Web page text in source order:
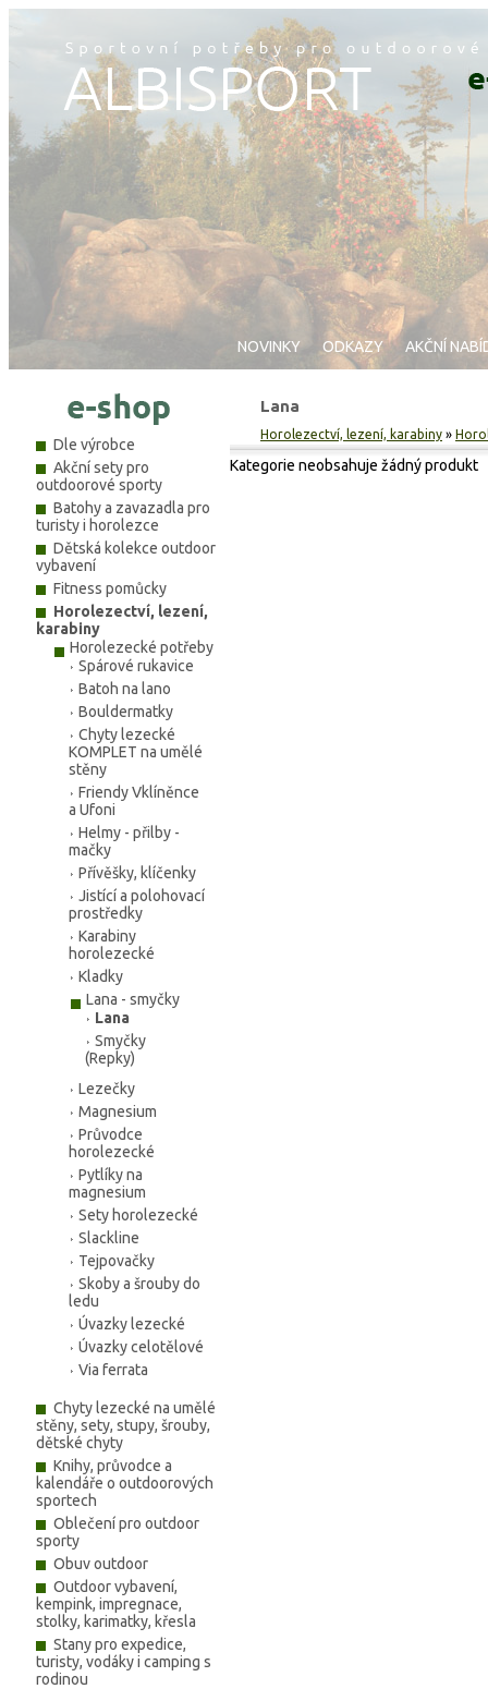
NOVINKY ODKAZY AKČNÍ
Dle výrobce
Akční sety pro
outdoorové sporty
Batohy a zavazadla pro
turisty i horolezce
Dětská kolekce outdoor
vybavení
Fitness pomůcky
Horolezectví, lezení,
karabiny
Horolezecké potřeby
Spárové rukavice
Batoh na lano
Bouldermatky
Chyty lezecké
KOMPLET na umělé
stěny
Friendy Vklíněnce
a Ufoni
Helmy - přilby -
mačky
Přívěšky, klíčenky
Jistící a polohovací
prostředky
Karabiny
horolezecké
Kladky
Lana - smyčky
Lana
Smyčky
(Repky)
Lezečky
Magnesium
Průvodce
horolezecké
Pytlíky na
magnesium
Sety horolezecké
Slackline
Tejpovačky
Skoby a šrouby do
ledu
Úvazky lezecké
Úvazky celotělové
Via ferrata
Chyty lezecké na umělé
stěny, sety, stupy, šrouby,
dětské chyty
Knihy, průvodce a
kalendáře o outdoorových
sportech
Oblečení pro outdoor
sporty
Obuv outdoor
Outdoor vybavení,
kempink, impregnace,
stolky, karimatky, křesla
Stany pro expedice,
turisty, vodáky i camping s
rodinou
Lana
Horolezectví, lezení, karabiny »
Kategorie neobsahuje žádný produkt